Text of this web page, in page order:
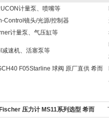
计量泵、喷嘴等
Control镜头/光源/控制器
计量泵、气压缸等
速机、活塞泵等
F05Starline 球阀 原厂直供 希而
压力计 MS11系列选型 希而